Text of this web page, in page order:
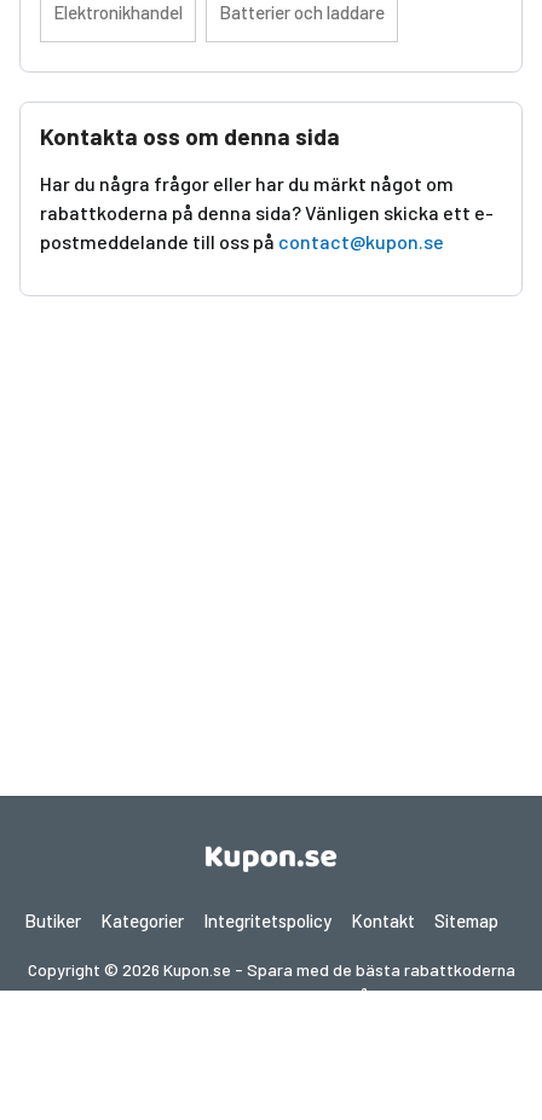
Elektronikhandel Batterier och laddare
Kontakta oss om denna sida
Har du några frågor eller har du märkt något om
rabattkoderna på denna sida? Vänligen skicka ett e-
postmeddelande till oss på contact@kupon.se
Butiker Kategorier Integritetspolicy Kontakt Sitemap
Copyright © 2026 Kupon.se - Spara med de bästa rabattkoderna
2026. Alla rättigheter förbehållna.